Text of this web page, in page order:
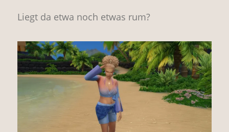
Liegt da etwa noch etwas rum?